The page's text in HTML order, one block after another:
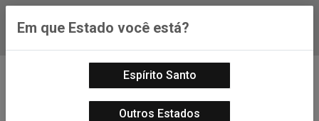
Baixe já nosso APP
Em que Estado você está?
Espírito Santo
Outros Estados